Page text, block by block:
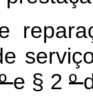
e § 2 º